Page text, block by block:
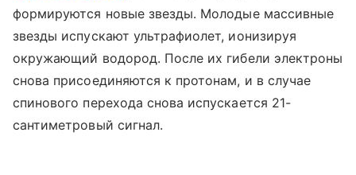
формируются новые звезды. Молодые массивные
звезды испускают ультрафиолет, ионизируя
окружающий водород. После их гибели электроны
снова присоединяются к протонам, и в случае
спинового перехода снова испускается 21-
сантиметровый сигнал.